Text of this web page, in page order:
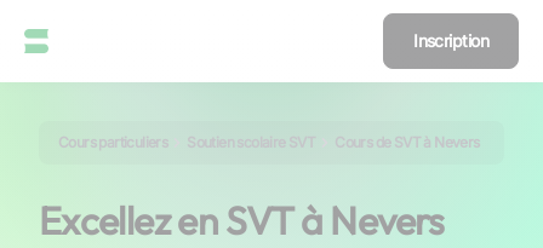
Inscription
Cours particuliers Soutien scolaire SVT Cours de SVT à Nevers
Excellez en SVT à Nevers